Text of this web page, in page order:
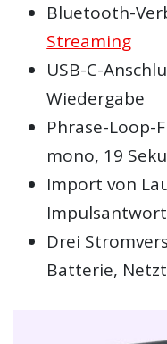
Bluetooth-
Streaming
USB-C-
Wiedergabe
Phrase-Loop-
mono, 19
Import von
Drei
Batterie,